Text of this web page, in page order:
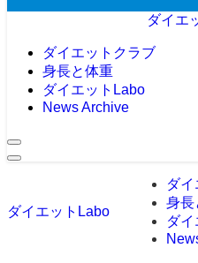
ダイエ
ダイエットクラブ
身長と体重
ダイエットLabo
News Archive
ダイエットLabo
ダ
身長
ダ